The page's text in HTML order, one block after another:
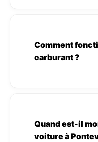
Comment
carburant ?
Quand est-il
voiture à